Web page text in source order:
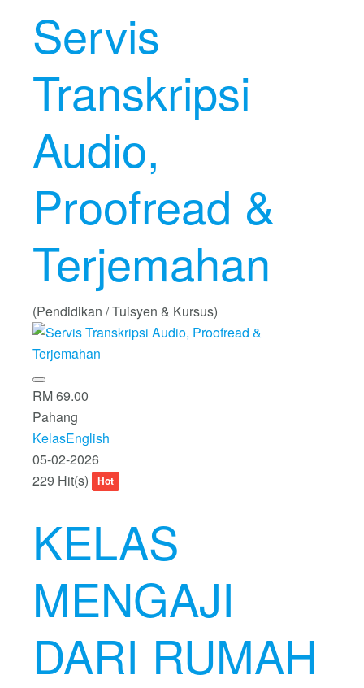
Servis
Transkripsi
Audio,
Proofread &
Terjemahan
(Pendidikan / Tuisyen & Kursus)
RM 69.00
Pahang
KelasEnglish
05-02-2026
229 Hit(s)
Hot
KELAS
MENGAJI
DARI RUMAH